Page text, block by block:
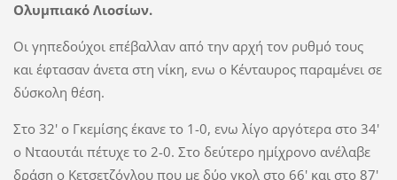
Ολυμπιακό Λιοσίων.
Οι γηπεδούχοι επέβαλλαν από την αρχή τον ρυθμό τους
και έφτασαν άνετα στη νίκη, ενω ο Κένταυρος παραμένει σε
δύσκολη θέση.
Στο 32' ο Γκεμίσης έκανε το 1-0, ενω λίγο αργότερα στο 34'
ο Νταουτάι πέτυχε το 2-0. Στο δεύτερο ημίχρονο ανέλαβε
δράση ο Κετσετζόγλου που με δύο γκολ στο 66' και στο 87'